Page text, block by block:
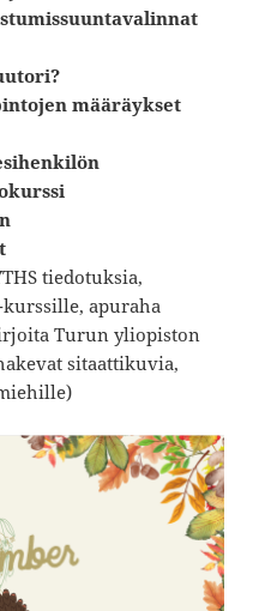
määräykset
tiedotuksia,
apuraha
Turun yliopiston
sitaattikuvia,